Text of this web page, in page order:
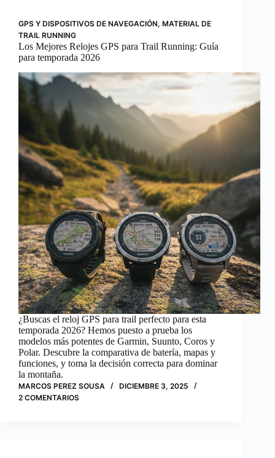
GPS Y DISPOSITIVOS DE NAVEGACIÓN, MATERIAL DE
TRAIL RUNNING
Los Mejores Relojes GPS para Trail Running: Guía
para temporada 2026
¿Buscas el reloj GPS para trail perfecto para esta
temporada 2026? Hemos puesto a prueba los
modelos más potentes de Garmin, Suunto, Coros y
Polar. Descubre la comparativa de batería, mapas y
funciones, y toma la decisión correcta para dominar
la montaña.
MARCOS PEREZ SOUSA
DICIEMBRE 3, 2025
2 COMENTARIOS